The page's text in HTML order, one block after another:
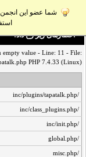
شما عضو این انجمن
اخطار‌های زیر رخ داد:
value - Line: 11 - File:
PHP 7.4.33 (Linux)
/inc/plugins/tapatalk.php
/inc/class_plugins.php
/inc/init.php
/global.php
/misc.php